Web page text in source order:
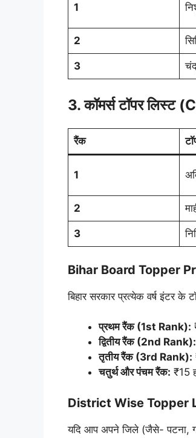
1
2
3
3. कॉमर्स टॉपर
रैंक
1
2
3
Bihar Board Topper
बिहार सरकार प्रत्येक वर्ष इंटर के
प्रथम रैंक (1st Rank):
द्वितीय रैंक (2nd Rank):
तृतीय रैंक (3rd Rank):
चतुर्थ और पंचम रैंक: ₹15
District Wise Topper
यदि आप अपने जिले (जैसे- पटना,